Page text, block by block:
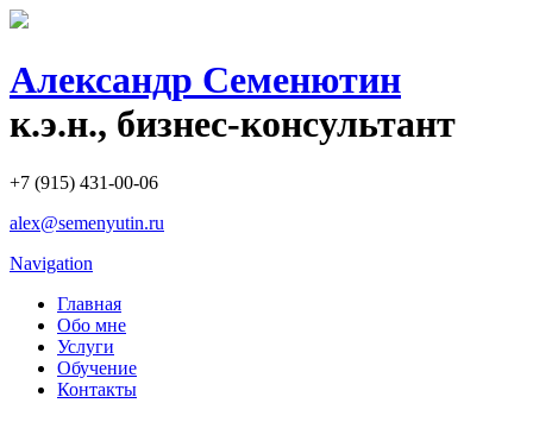
Александр Семенютин
к.э.н., бизнес-консультант
+7 (915) 431-00-06
alex@semenyutin.ru
Navigation
Главная
Обо мне
Услуги
Обучение
Контакты